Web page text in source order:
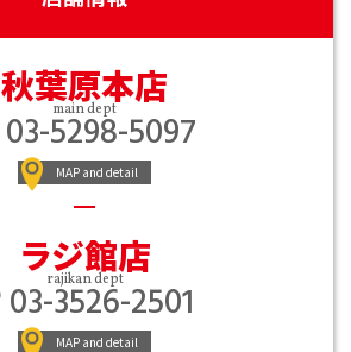
秋葉原本店
main dept
03-5298-5097
MAP and detail
ラジ館店
rajikan dept
03-3526-2501
MAP and detail